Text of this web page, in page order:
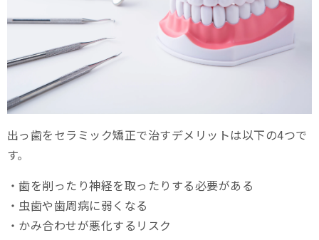
出っ歯をセラミック矯正で治すデメリットは以下の4つで
す。
・歯を削ったり神経を取ったりする必要がある
・虫歯や歯周病に弱くなる
・かみ合わせが悪化するリスク